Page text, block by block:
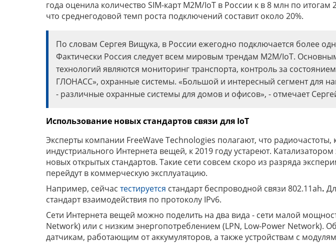
года оценила количество SIM-карт M2M/IoT в России к в 8 млн по
что среднегодовой темп роста подключений составит около 20%.
По словам Сергея Вищука, в России ежегодно подключается более
Фактически Россия следует всем мировым трендам M2M/IoT.
технологий являются мониторинг транспорта, контроль за
ГЛОНАСС», охранные системы. «Большой и интересный сегмент для
- различные охранные системы для домов и офисов», - отмечает
Использование новых стандартов связи для IoT
Эксперты компании FreeWave Technologies полагают, что радиочастоты,
индустриального Интернета вещей, к 2019 году устареют.
новых открытых стандартов. Такие сети совсем скоро из разряда
перейдут в коммерческую эксплуатацию.
Например, сейчас тестируется стандарт беспроводной связи 802.11ah.
стандарт взаимодействия по протоколу IPv6.
Сети Интернета вещей можно поделить на два вида - сети малой
Network) или с низким энергопотреблением (LPN, Low-Power Network).
датчикам, работающим от аккумуляторов, а также устройствам с